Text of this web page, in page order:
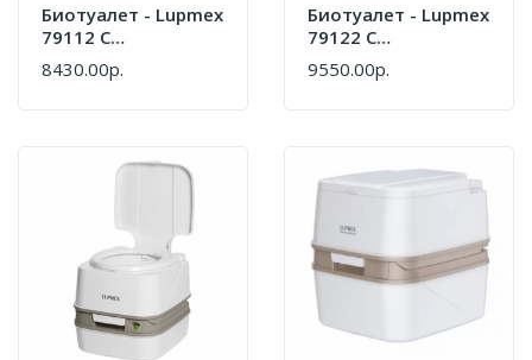
Биотуалет - Lupmex
79112 С
Индикатором
8430.00р.
Биотуалет - Lupmex
79122 С
Индикатором
9550.00р.